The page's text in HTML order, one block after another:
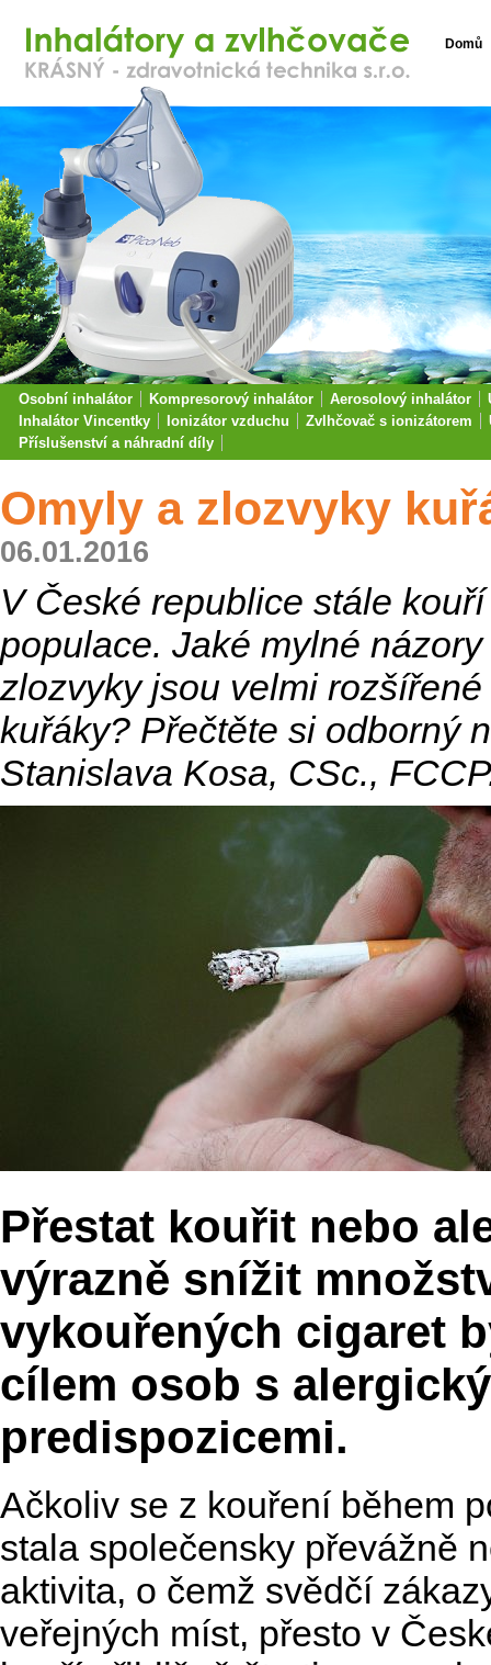
Domů
Osobní inhalátor Kompresorový inhalátor Aerosolový inhalátor
Inhalátor Vincentky
Ionizátor vzduchu Zvlhčovač s ionizátorem
Příslušenství a náhradní díly
Omyly a zlozvyky
06.01.2016
V České republice stále
populace. Jaké mylné
zlozvyky jsou velmi
kuřáky? Přečtěte si odborný
Stanislava Kosa, CSc.,
Přestat kouřit nebo
výrazně snížit
vykouřených cigaret
cílem osob s
predispozicemi.
Ačkoliv se z kouření během
stala společensky převážně
aktivita, o čemž svědčí
veřejných míst, přesto v